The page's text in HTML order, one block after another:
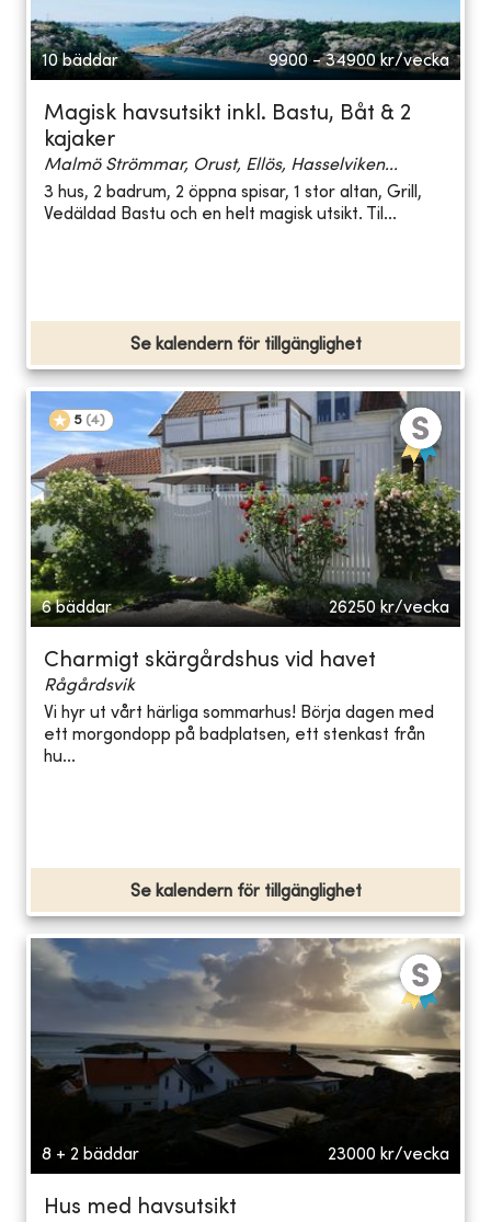
10 bäddar 9900 - 34900 kr/vecka
Magisk havsutsikt inkl. Bastu, Båt & 2
kajaker
Malmö Strömmar, Orust, Ellös, Hasselviken...
3 hus, 2 badrum, 2 öppna spisar, 1 stor altan, Grill,
Vedäldad Bastu och en helt magisk utsikt. Til...
Se kalendern för tillgänglighet
5 (4)
6 bäddar 26250 kr/vecka
Charmigt skärgårdshus vid havet
Rågårdsvik
Vi hyr ut vårt härliga sommarhus! Börja dagen med
ett morgondopp på badplatsen, ett stenkast från
hu...
Se kalendern för tillgänglighet
8 + 2 bäddar 23000 kr/vecka
Hus med havsutsikt